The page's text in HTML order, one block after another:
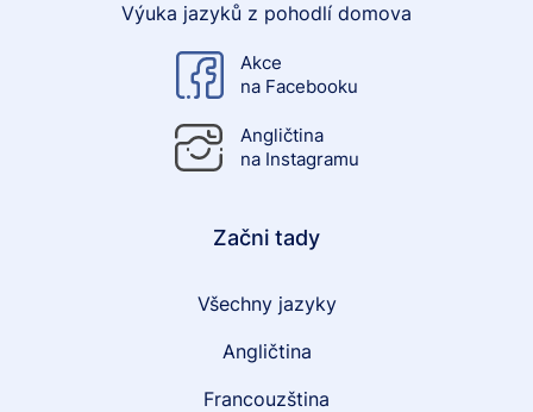
Výuka jazyků z pohodlí domova
Akce
na Facebooku
Angličtina
na Instagramu
Začni tady
Všechny jazyky
Angličtina
Francouzština